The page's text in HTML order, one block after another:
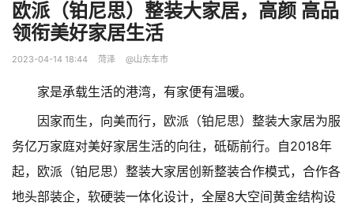
欧派（铂尼思）整装大家居，高颜 高品
领衔美好家居生活
2023-04-14 18:44 菏泽 @山东车市
家是承载生活的港湾，有家便有温暖。
因家而生，向美而行，欧派（铂尼思）整装大家居为服
务亿万家庭对美好家居生活的向往，砥砺前行。自2018年
起，欧派（铂尼思）整装大家居创新整装合作模式，合作各
地头部装企，软硬装一体化设计，全屋8大空间黄金结构设